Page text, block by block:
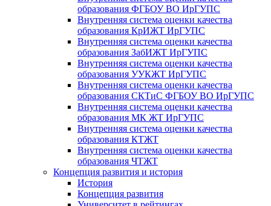
образования ФГБОУ ВО ИрГУПС
Внутренняя система оценки качества
образования КрИЖТ ИрГУПС
Внутренняя система оценки качества
образования ЗабИЖТ ИрГУПС
Внутренняя система оценки качества
образования УУКЖТ ИрГУПС
Внутренняя система оценки качества
образования СКТиС ФГБОУ ВО ИрГУПС
Внутренняя система оценки качества
образования МК ЖТ ИрГУПС
Внутренняя система оценки качества
образования КТЖТ
Внутренняя система оценки качества
образования ЧТЖТ
Концепция развития и история
История
Концепция развития